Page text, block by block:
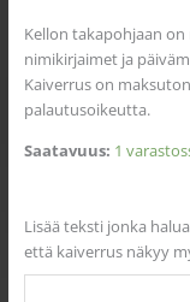
Kellon takapohjaan
nimikirjaimet ja
Kaiverrus on
palautusoikeutta.
Saatavuus: 1
Lisää teksti jonka
että kaiverrus näkyy